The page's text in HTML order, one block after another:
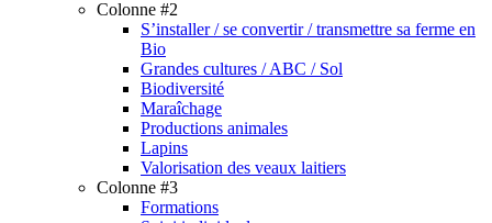
Colonne #2
S’installer / se convertir / transmettre sa ferme en
Bio
Grandes cultures / ABC / Sol
Biodiversité
Maraîchage
Productions animales
Lapins
Valorisation des veaux laitiers
Colonne #3
Formations